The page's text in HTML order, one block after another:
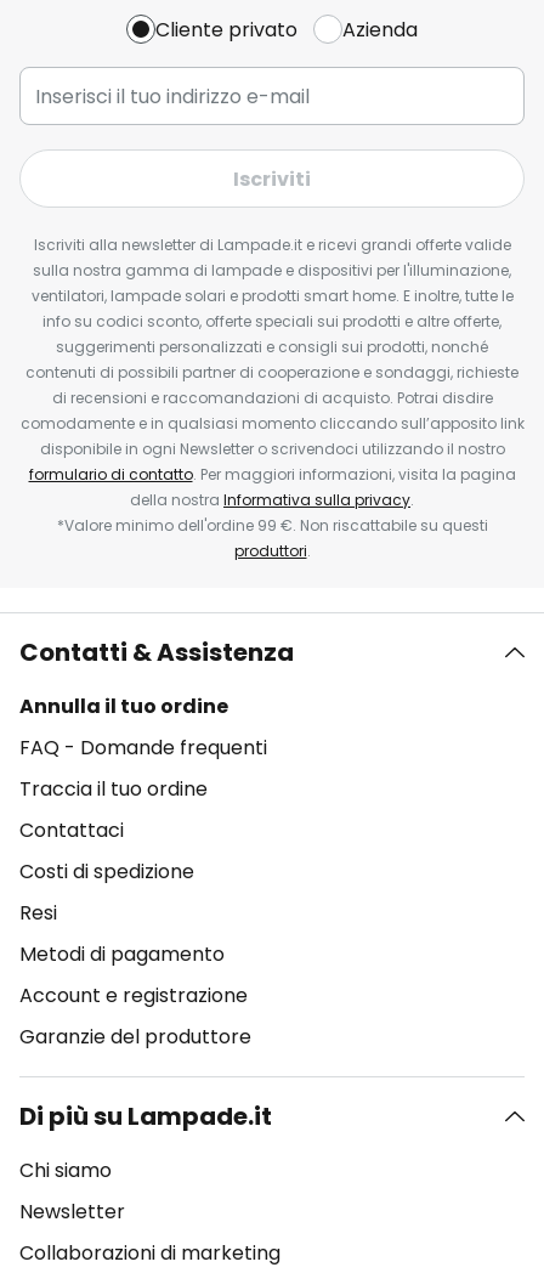
Cliente privato Azienda
Iscriviti
Iscriviti alla newsletter di Lampade.it e ricevi grandi offerte valide
sulla nostra gamma di lampade e dispositivi per l'illuminazione,
ventilatori, lampade solari e prodotti smart home. E inoltre, tutte le
info su codici sconto, offerte speciali sui prodotti e altre offerte,
suggerimenti personalizzati e consigli sui prodotti, nonché
contenuti di possibili partner di cooperazione e sondaggi, richieste
di recensioni e raccomandazioni di acquisto. Potrai disdire
comodamente e in qualsiasi momento cliccando sull’apposito link
disponibile in ogni Newsletter o scrivendoci utilizzando il nostro
formulario di contatto. Per maggiori informazioni, visita la pagina
della nostra Informativa sulla privacy.
*Valore minimo dell'ordine 99 €. Non riscattabile su questi
produttori.
Contatti & Assistenza
Annulla il tuo ordine
FAQ - Domande frequenti
Traccia il tuo ordine
Contattaci
Costi di spedizione
Resi
Metodi di pagamento
Account e registrazione
Garanzie del produttore
Di più su Lampade.it
Chi siamo
Newsletter
Collaborazioni di marketing